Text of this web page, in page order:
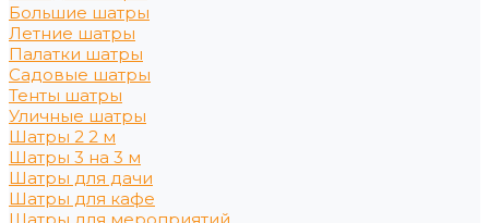
Большие шатры
Летние шатры
Палатки шатры
Садовые шатры
Тенты шатры
Уличные шатры
Шатры 2 2 м
Шатры 3 на 3 м
Шатры для дачи
Шатры для кафе